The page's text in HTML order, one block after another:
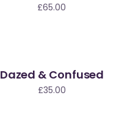
£65.00
Dazed & Confused
£35.00